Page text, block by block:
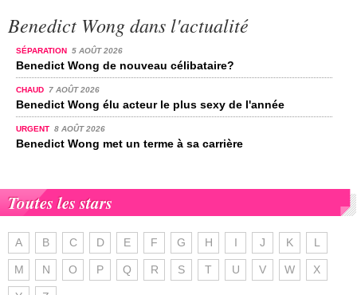
Benedict Wong dans l'actualité
SÉPARATION 5 AOÛT 2026
Benedict Wong de nouveau célibataire?
CHAUD 7 AOÛT 2026
Benedict Wong élu acteur le plus sexy de l'année
URGENT 8 AOÛT 2026
Benedict Wong met un terme à sa carrière
Toutes les stars
A B C D E F G H I J K L
M N O P Q R S T U V W X